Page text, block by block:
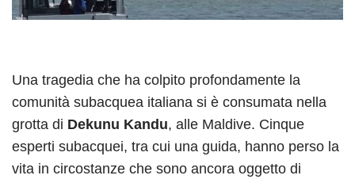
Una tragedia che ha colpito profondamente la
comunità subacquea italiana si è consumata nella
grotta di Dekunu Kandu, alle Maldive. Cinque
esperti subacquei, tra cui una guida, hanno perso la
vita in circostanze che sono ancora oggetto di